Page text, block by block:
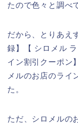
たので色々と調べ
だから、とりあえ
録】【 シロメル
イン割引クーポン
メルのお店のライ
た。
ただ、シロメルの